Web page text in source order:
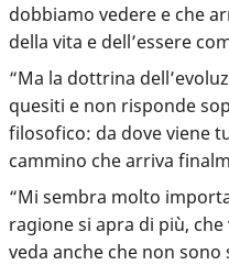
dobbiamo vedere e che
della vita e dell’essere
“Ma la dottrina
quesiti e non risponde
filosofico: da dove viene
cammino che arriva
“Mi sembra molto
ragione si apra di più,
veda anche che non